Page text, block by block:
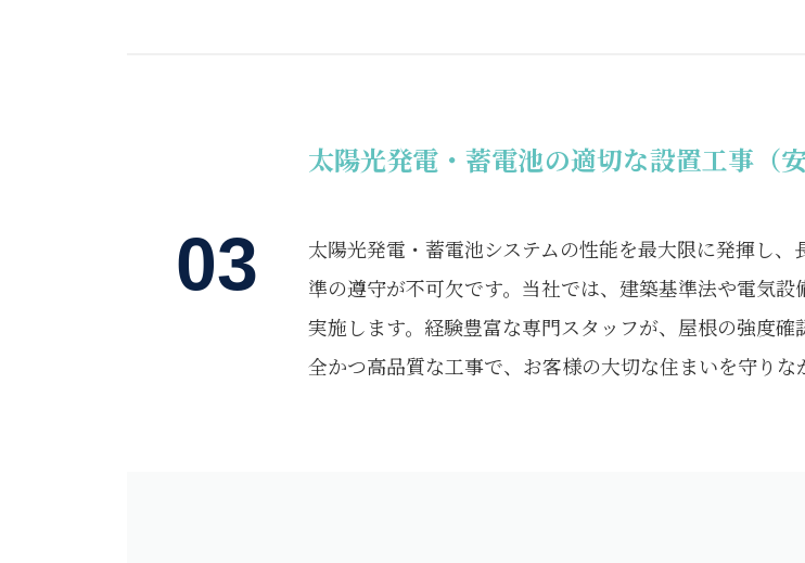
03
太陽光発電・蓄電池の適切な設置工事（安
太陽光発電・蓄電池システムの性能を最大限に発揮し
準の遵守が不可欠です。当社では、建築基準法や電気
実施します。経験豊富な専門スタッフが、屋根の強度
全かつ高品質な工事で、お客様の大切な住まいを守りな